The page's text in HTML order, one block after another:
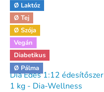
Ø Laktóz
Ø Tej
Ø Szója
Vegán
Diabetikus
Ø Pálma
Dia Édes 1:12 édesítőszer
1 kg - Dia-Wellness